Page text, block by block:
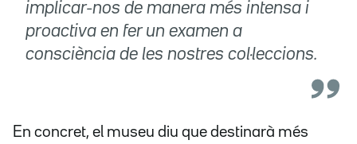
implicar-nos de manera més intensa i
proactiva en fer un examen a
consciència de les nostres col·leccions.
En concret, el museu diu que destinarà més